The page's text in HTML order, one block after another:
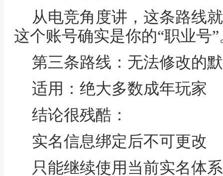
从电竞角度讲，这条路线
这个账号确实是你的“职业号”
第三条路线：无法修改的
适用：绝大多数成年玩家
结论很残酷：
实名信息绑定后不可更改
只能继续使用当前实名体系